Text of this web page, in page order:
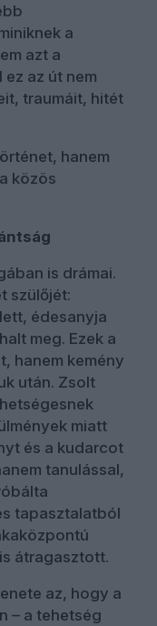
a
azt a
az út nem
traumáit, hitét
hanem
közös
is drámai.
szülőjét:
édesanyja
meg. Ezek a
hanem kemény
után. Zsolt
miatt
és a kudarcot
tanulással,
tapasztalatból
átragasztott.
az, hogy a
– a tehetség